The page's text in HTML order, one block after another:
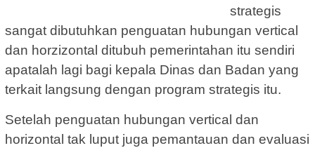
strategis
sangat dibutuhkan penguatan hubungan vertical
dan horzizontal ditubuh pemerintahan itu sendiri
apatalah lagi bagi kepala Dinas dan Badan yang
terkait langsung dengan program strategis itu.
Setelah penguatan hubungan vertical dan
horizontal tak luput juga pemantauan dan evaluasi